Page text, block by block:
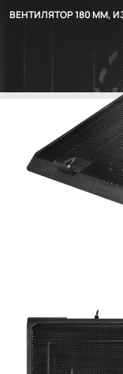
ВЕНТИЛЯТОР 180 ММ,